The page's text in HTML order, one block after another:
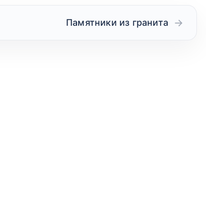
Памятники из гранита